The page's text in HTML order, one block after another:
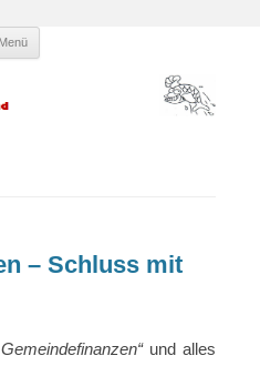
Blog – KPÖ
und
Menü
– Schluss mit
und alles